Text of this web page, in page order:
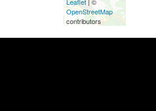
OpenStreetMap
contributors